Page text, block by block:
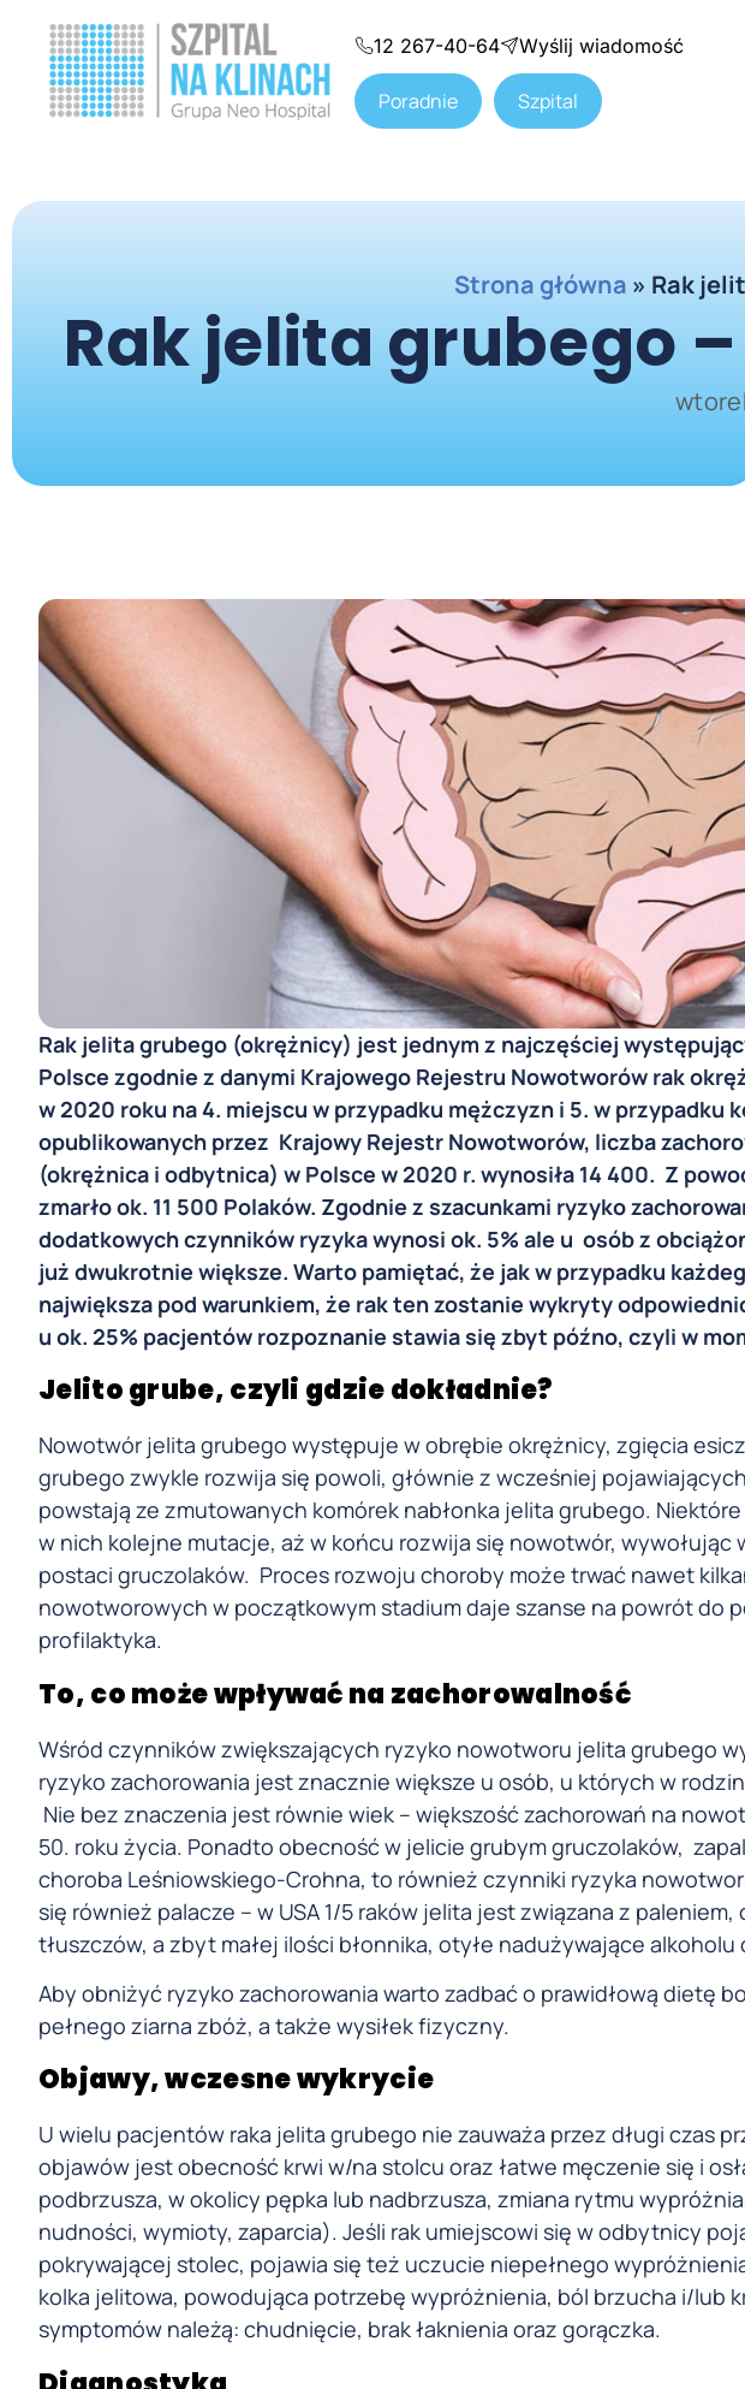
12 267-40-64 Wyślij wiadomość
Poradnie Szpital
Strona główna » Rak
Rak jelita grubego
Rak jelita grubego (okrężnicy) jest jednym z najczęściej
Polsce zgodnie z danymi Krajowego Rejestru Nowotworów rak
w 2020 roku na 4. miejscu w przypadku mężczyzn i 5. w przypadku
opublikowanych przez Krajowy Rejestr Nowotworów, liczba
(okrężnica i odbytnica) w Polsce w 2020 r. wynosiła 14 400. Z
zmarło ok. 11 500 Polaków. Zgodnie z szacunkami ryzyko
dodatkowych czynników ryzyka wynosi ok. 5% ale u osób z
już dwukrotnie większe. Warto pamiętać, że jak w przypadku
największa pod warunkiem, że rak ten zostanie wykryty
u ok. 25% pacjentów rozpoznanie stawia się zbyt późno, czyli w
Jelito grube, czyli gdzie dokładnie?
Nowotwór jelita grubego występuje w obrębie okrężnicy, zgięcia
grubego zwykle rozwija się powoli, głównie z wcześniej
powstają ze zmutowanych komórek nabłonka jelita grubego.
w nich kolejne mutacje, aż w końcu rozwija się nowotwór, wywołując
postaci gruczolaków. Proces rozwoju choroby może trwać nawet
nowotworowych w początkowym stadium daje szanse na powrót do
profilaktyka.
To, co może wpływać na zachorowalność
Wśród czynników zwiększających ryzyko nowotworu jelita grubego
ryzyko zachorowania jest znacznie większe u osób, u których w
Nie bez znaczenia jest równie wiek – większość zachorowań na
50. roku życia. Ponadto obecność w jelicie grubym gruczolaków,
choroba Leśniowskiego-Crohna, to również czynniki ryzyka
się również palacze – w USA 1/5 raków jelita jest związana z
tłuszczów, a zbyt małej ilości błonnika, otyłe nadużywające
Aby obniżyć ryzyko zachorowania warto zadbać o prawidłową dietę
pełnego ziarna zbóż, a także wysiłek fizyczny.
Objawy, wczesne wykrycie
U wielu pacjentów raka jelita grubego nie zauważa przez długi czas
objawów jest obecność krwi w/na stolcu oraz łatwe męczenie się i
podbrzusza, w okolicy pępka lub nadbrzusza, zmiana rytmu
nudności, wymioty, zaparcia). Jeśli rak umiejscowi się w odbytnicy
pokrywającej stolec, pojawia się też uczucie niepełnego
kolka jelitowa, powodująca potrzebę wypróżnienia, ból brzucha i/lub
symptomów należą: chudnięcie, brak łaknienia oraz gorączka.